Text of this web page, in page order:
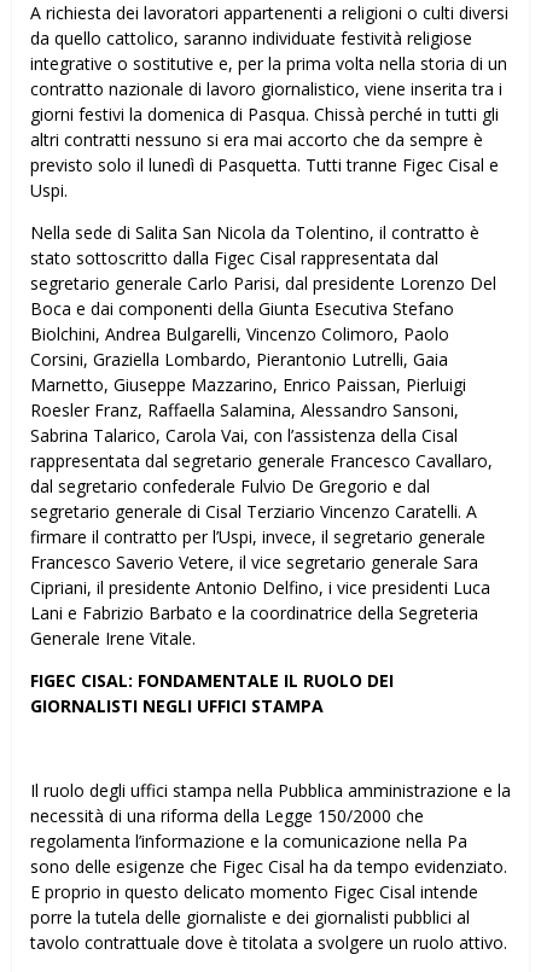
A richiesta dei lavoratori appartenenti a religioni o culti diversi
da quello cattolico, saranno individuate festività religiose
integrative o sostitutive e, per la prima volta nella storia di un
contratto nazionale di lavoro giornalistico, viene inserita tra i
giorni festivi la domenica di Pasqua. Chissà perché in tutti gli
altri contratti nessuno si era mai accorto che da sempre è
previsto solo il lunedì di Pasquetta. Tutti tranne Figec Cisal e
Uspi.
Nella sede di Salita San Nicola da Tolentino, il contratto è
stato sottoscritto dalla Figec Cisal rappresentata dal
segretario generale Carlo Parisi, dal presidente Lorenzo Del
Boca e dai componenti della Giunta Esecutiva Stefano
Biolchini, Andrea Bulgarelli, Vincenzo Colimoro, Paolo
Corsini, Graziella Lombardo, Pierantonio Lutrelli, Gaia
Marnetto, Giuseppe Mazzarino, Enrico Paissan, Pierluigi
Roesler Franz, Raffaella Salamina, Alessandro Sansoni,
Sabrina Talarico, Carola Vai, con l’assistenza della Cisal
rappresentata dal segretario generale Francesco Cavallaro,
dal segretario confederale Fulvio De Gregorio e dal
segretario generale di Cisal Terziario Vincenzo Caratelli. A
firmare il contratto per l’Uspi, invece, il segretario generale
Francesco Saverio Vetere, il vice segretario generale Sara
Cipriani, il presidente Antonio Delfino, i vice presidenti Luca
Lani e Fabrizio Barbato e la coordinatrice della Segreteria
Generale Irene Vitale.
FIGEC CISAL: FONDAMENTALE IL RUOLO DEI
GIORNALISTI NEGLI UFFICI STAMPA
Il ruolo degli uffici stampa nella Pubblica amministrazione e la
necessità di una riforma della Legge 150/2000 che
regolamenta l’informazione e la comunicazione nella Pa
sono delle esigenze che Figec Cisal ha da tempo evidenziato.
E proprio in questo delicato momento Figec Cisal intende
porre la tutela delle giornaliste e dei giornalisti pubblici al
tavolo contrattuale dove è titolata a svolgere un ruolo attivo.